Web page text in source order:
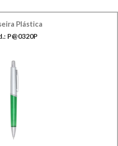
Plástica
P@0320P